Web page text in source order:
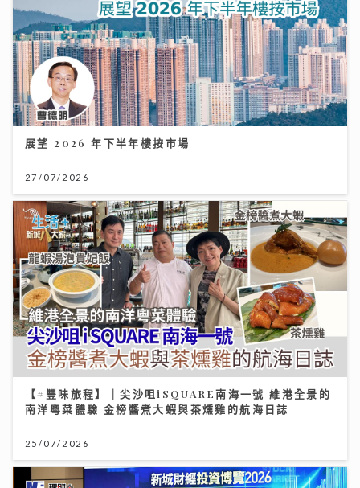
展望 2026 年下半年樓按市場
27/07/2026
【#豐味旅程】｜尖沙咀iSQUARE南海一號 維港全景的
南洋粵菜體驗 金榜醬煮大蝦與茶燻雞的航海日誌
25/07/2026